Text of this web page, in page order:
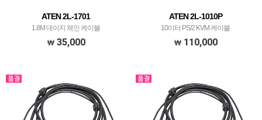
ATEN 2L-1701
1.8M 데이지 체인 케이블
35,000
ATEN 2L-1010P
10미터 PS/2 KVM 케이블
110,000